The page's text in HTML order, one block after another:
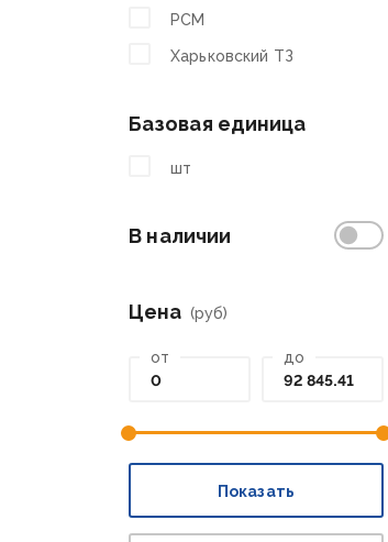
РСМ
Харьковский ТЗ
Базовая единица
шт
В наличии
Цена (руб)
от до
Показать